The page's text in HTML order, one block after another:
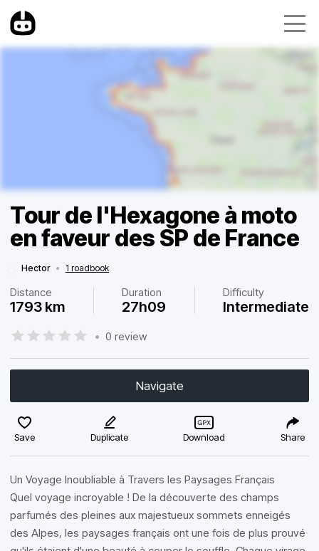
Tour de l'Hexagone à moto
en faveur des SP de France
Hector • 1 roadbook
Distance
1793 km
Duration
27h09
Difficulty
Intermediate
• 0 review
Navigate
Save Duplicate Download Share
Un Voyage Inoubliable à Travers les Paysages Français
Quel voyage incroyable ! De la découverte des champs
parfumés des pleines aux majestueux sommets enneigés
des Alpes, les paysages français ont une fois de plus prouvé